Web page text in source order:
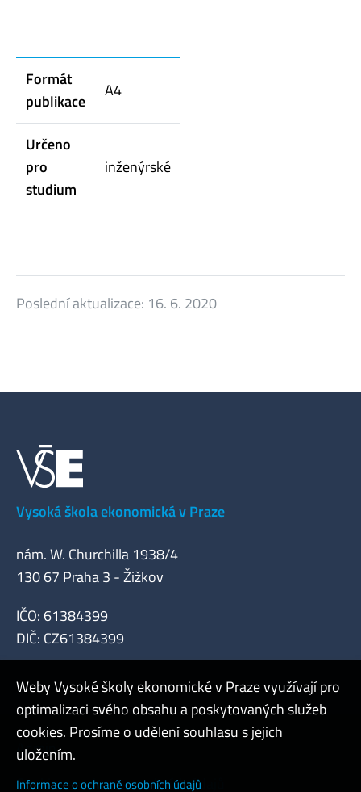
Formát
publikace
A4
Určeno
pro
studium
inženýrské
Poslední aktualizace: 16. 6. 2020
Vysoká škola ekonomická v Praze
nám. W. Churchilla 1938/4
130 67 Praha 3 - Žižkov
IČO: 61384399
DIČ: CZ61384399
Admin
Cookies a ochrana osobních údajů
Weby Vysoké školy ekonomické v Praze využívají pro
optimalizaci svého obsahu a poskytovaných služeb
cookies. Prosíme o udělení souhlasu s jejich
uložením.
Informace o ochraně osobních údajů